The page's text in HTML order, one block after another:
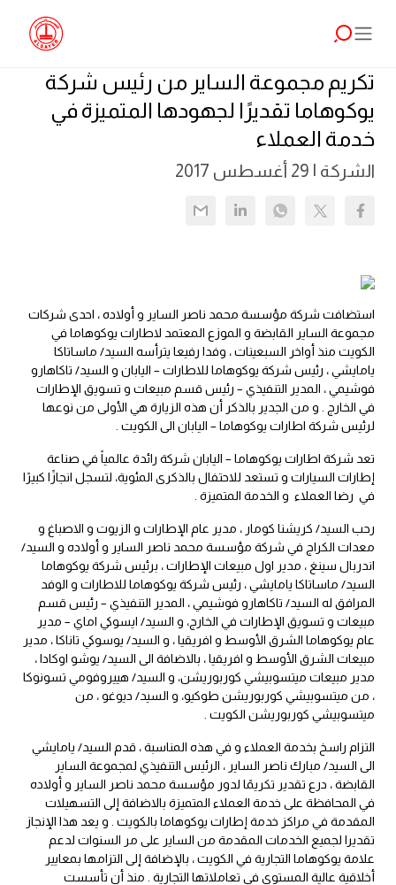
تكريم مجموعة الساير من رئيس شركة
يوكوهاما تقديرًا لجهودها المتميزة في
خدمة العملاء
الشركة | 29 أغسطس 2017
استضافت شركة مؤسسة محمد ناصر الساير و أولاده ، احدى شركات
مجموعة الساير القابضة و الموزع المعتمد لاطارات يوكوهاما في
الكويت منذ أواخر السبعينات ، وفدا رفيعا يترأسه السيد/ ماساتاكا
يامايشي ، رئيس شركة يوكوهاما للاطارات – اليابان و السيد/ تاكاهارو
فوشيمي ، المدير التنفيذي – رئيس قسم مبيعات و تسويق الإطارات
في الخارج . و من الجدير بالذكر أن هذه الزيارة هي الأولى من نوعها
لرئيس شركة اطارات يوكوهاما – اليابان الى الكويت .
تعد شركة اطارات يوكوهاما – اليابان شركة رائدة عالمياً في صناعة
إطارات السيارات و تستعد للاحتفال بالذكرى المئوية، لتسجل انجازًا كبيرًا
في رضا العملاء و الخدمة المتميزة .
رحب السيد/ كريشنا كومار ، مدير عام الإطارات و الزيوت و الاصباغ و
معدات الكراج في شركة مؤسسة محمد ناصر الساير و أولاده و السيد/
اندربال سينغ ، مدير اول مبيعات الإطارات ، برئيس شركة يوكوهاما
السيد/ ماساتاكا يامايشي ، رئيس شركة يوكوهاما للاطارات و الوفد
المرافق له السيد/ تاكاهارو فوشيمي ، المدير التنفيذي – رئيس قسم
مبيعات و تسويق الإطارات في الخارج، و السيد/ ايسوكي اماي – مدير
عام يوكوهاما الشرق الأوسط و افريقيا ، و السيد/ يوسوكي تاناكا ، مدير
مبيعات الشرق الأوسط و افريقيا ، بالاضافة الى السيد/ يوشو اوكادا ،
مدير مبيعات ميتسوبيشي كوربوريشن، و السيد/ هييروفومي تسونوكا
، من ميتسوبيشي كوربوريشن طوكيو، و السيد/ ديوغو ، من
ميتسوبيشي كوربوريشن الكويت .
التزام راسخ بخدمة العملاء و في هذه المناسبة ، قدم السيد/ يامايشي
الى السيد/ مبارك ناصر الساير ، الرئيس التنفيذي لمجموعة الساير
القابضة ، درع تقدير تكريمًا لدور مؤسسة محمد ناصر الساير و أولاده
في المحافظة على خدمة العملاء المتميزة بالاضافة إلى التسهيلات
المقدمة في مراكز خدمة إطارات يوكوهاما بالكويت . و يعد هذا الإنجاز
تقديرا لجميع الخدمات المقدمة من الساير على مر السنوات لدعم
علامة يوكوهاما التجارية في الكويت ، بالإضافة إلى التزامها بمعايير
أخلاقية عالية المستوى في تعاملاتها التجارية . منذ أن تأسست